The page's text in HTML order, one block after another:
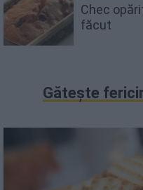
Chec
făcut
Gătește